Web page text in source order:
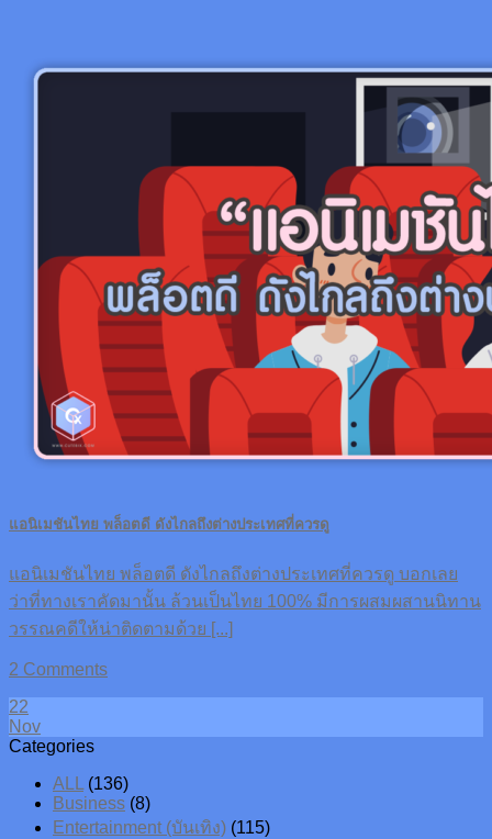
แอนิเมชันไทย พล็อตดี ดังไกลถึงต่างประเทศที่ควรดู
แอนิเมชันไทย พล็อตดี ดังไกลถึงต่างประเทศที่ควรดู บอกเลย
ว่าที่ทางเราคัดมานั้น ล้วนเป็นไทย 100% มีการผสมผสานนิทาน
วรรณคดีให้น่าติดตามด้วย [...]
2 Comments
22
Nov
Categories
ALL (136)
Business (8)
Entertainment (บันเทิง) (115)